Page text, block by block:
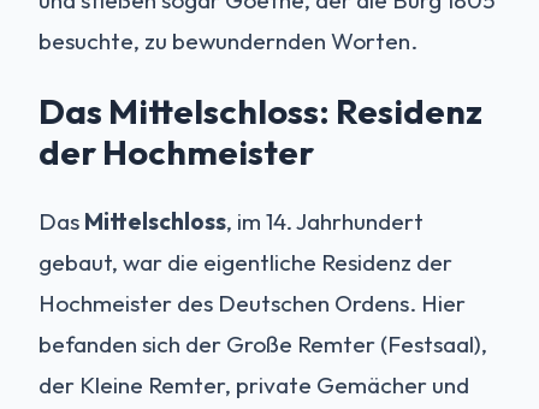
besuchte, zu bewundernden Worten.
Das Mittelschloss: Residenz
der Hochmeister
Das Mittelschloss, im 14. Jahrhundert
gebaut, war die eigentliche Residenz der
Hochmeister des Deutschen Ordens. Hier
befanden sich der Große Remter (Festsaal),
der Kleine Remter, private Gemächer und